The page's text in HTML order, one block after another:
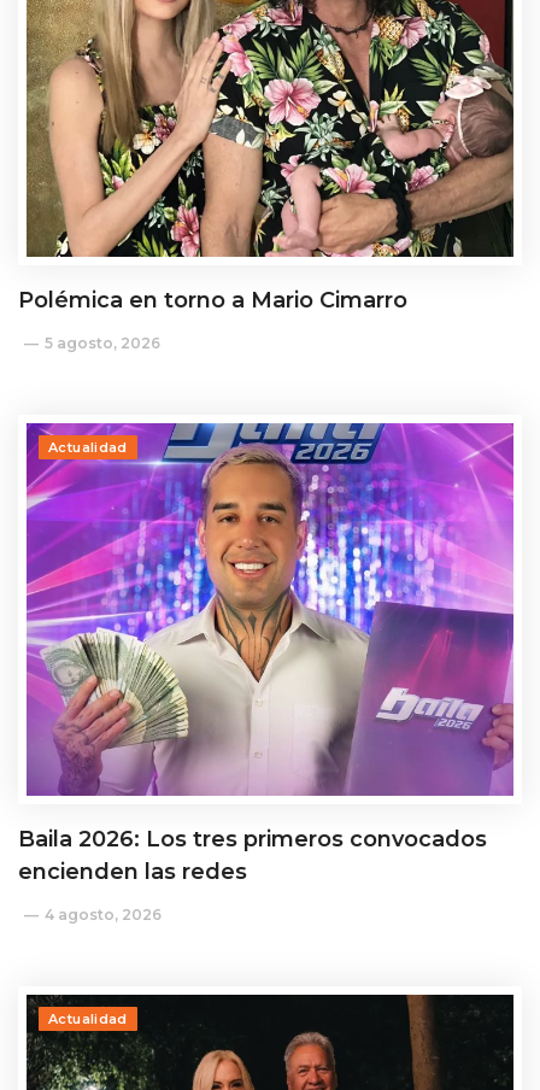
Polémica en torno a Mario Cimarro
5 agosto, 2026
Actualidad
Baila 2026: Los tres primeros convocados
encienden las redes
4 agosto, 2026
Actualidad